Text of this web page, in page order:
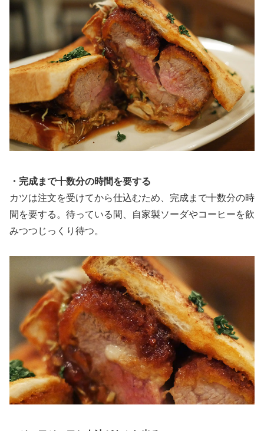
・完成まで十数分の時間を要する
カツは注文を受けてから仕込むため、完成まで十数分の時
間を要する。待っている間、自家製ソーダやコーヒーを飲
みつつじっくり待つ。